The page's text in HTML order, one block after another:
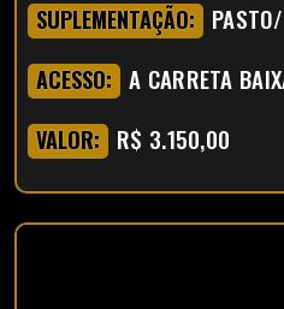
SUPLEMENTAÇÃO:
ACESSO: A CARRETA
VALOR: R$ 3.150,00